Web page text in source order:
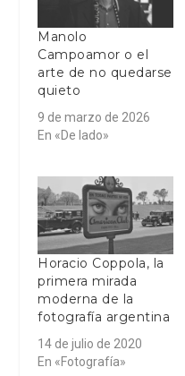
Manolo
Campoamor o el
arte de no quedarse
quieto
9 de marzo de 2026
En «De lado»
Horacio Coppola, la
primera mirada
moderna de la
fotografía argentina
14 de julio de 2020
En «Fotografía»